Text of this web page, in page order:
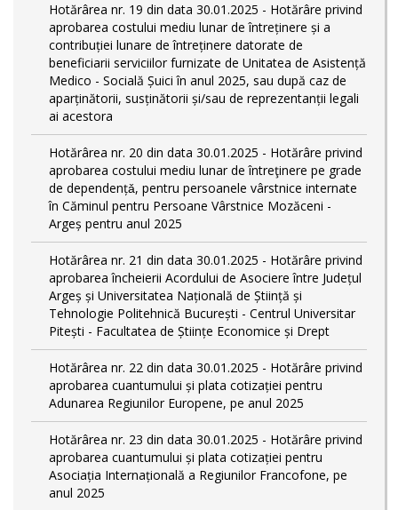
Hotărârea nr. 19 din data 30.01.2025 - Hotărâre privind
aprobarea costului mediu lunar de întreținere și a
contribuției lunare de întreținere datorate de
beneficiarii serviciilor furnizate de Unitatea de Asistență
Medico - Socială Șuici în anul 2025, sau după caz de
aparținătorii, susținătorii și/sau de reprezentanții legali
ai acestora
Hotărârea nr. 20 din data 30.01.2025 - Hotărâre privind
aprobarea costului mediu lunar de întreţinere pe grade
de dependențǎ, pentru persoanele vârstnice internate
în Căminul pentru Persoane Vârstnice Mozăceni -
Argeș pentru anul 2025
Hotărârea nr. 21 din data 30.01.2025 - Hotărâre privind
aprobarea încheierii Acordului de Asociere între Județul
Argeș și Universitatea Națională de Știință și
Tehnologie Politehnică București - Centrul Universitar
Pitești - Facultatea de Științe Economice și Drept
Hotărârea nr. 22 din data 30.01.2025 - Hotărâre privind
aprobarea cuantumului și plata cotizației pentru
Adunarea Regiunilor Europene, pe anul 2025
Hotărârea nr. 23 din data 30.01.2025 - Hotărâre privind
aprobarea cuantumului și plata cotizației pentru
Asociația Internațională a Regiunilor Francofone, pe
anul 2025